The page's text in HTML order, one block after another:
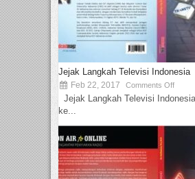
Jejak Langkah Televisi Indonesia
Feb 22, 2017 Comments Off
Jejak Langkah Televisi Indonesia
ke...